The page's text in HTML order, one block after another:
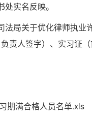
实名反映。
法局关于优化律师执
责人签字）、实习证
期满合格人员名单.xls